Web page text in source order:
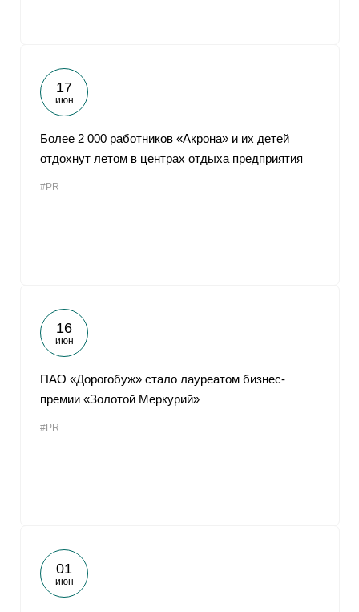
17
июн
Более 2 000 работников «Акрона» и их детей
отдохнут летом в центрах отдыха предприятия
#PR
16
июн
ПАО «Дорогобуж» стало лауреатом бизнес-
премии «Золотой Меркурий»
#PR
01
июн